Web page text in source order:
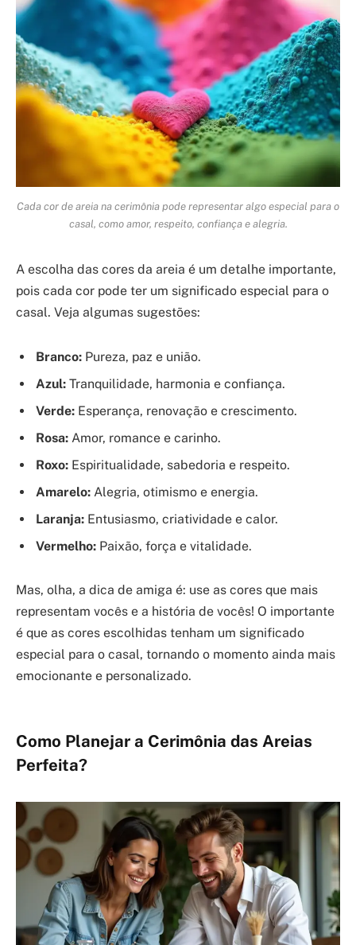
Cada cor de areia na cerimônia pode representar algo especial para o
casal, como amor, respeito, confiança e alegria.
A escolha das cores da areia é um detalhe importante,
pois cada cor pode ter um significado especial para o
casal. Veja algumas sugestões:
Branco: Pureza, paz e união.
Azul: Tranquilidade, harmonia e confiança.
Verde: Esperança, renovação e crescimento.
Rosa: Amor, romance e carinho.
Roxo: Espiritualidade, sabedoria e respeito.
Amarelo: Alegria, otimismo e energia.
Laranja: Entusiasmo, criatividade e calor.
Vermelho: Paixão, força e vitalidade.
Mas, olha, a dica de amiga é: use as cores que mais
representam vocês e a história de vocês! O importante
é que as cores escolhidas tenham um significado
especial para o casal, tornando o momento ainda mais
emocionante e personalizado.
Como Planejar a Cerimônia das Areias
Perfeita?